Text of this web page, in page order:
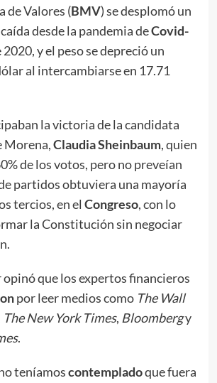
de Valores (BMV) se desplomó un
desde la pandemia deCovid-
y el peso se depreció un
al intercambiarse en 17.71
la victoria de la candidata
Morena,Claudia Sheinbaum, quien
de los votos, pero no preveían
partidos obtuviera una mayoría
tercios, en el Congreso, con lo
la Constitución sin negociar
que los expertos financieros
por leer medios como The Wall
The New York Times, Bloombergy
.
teníamoscontempladoque fuera